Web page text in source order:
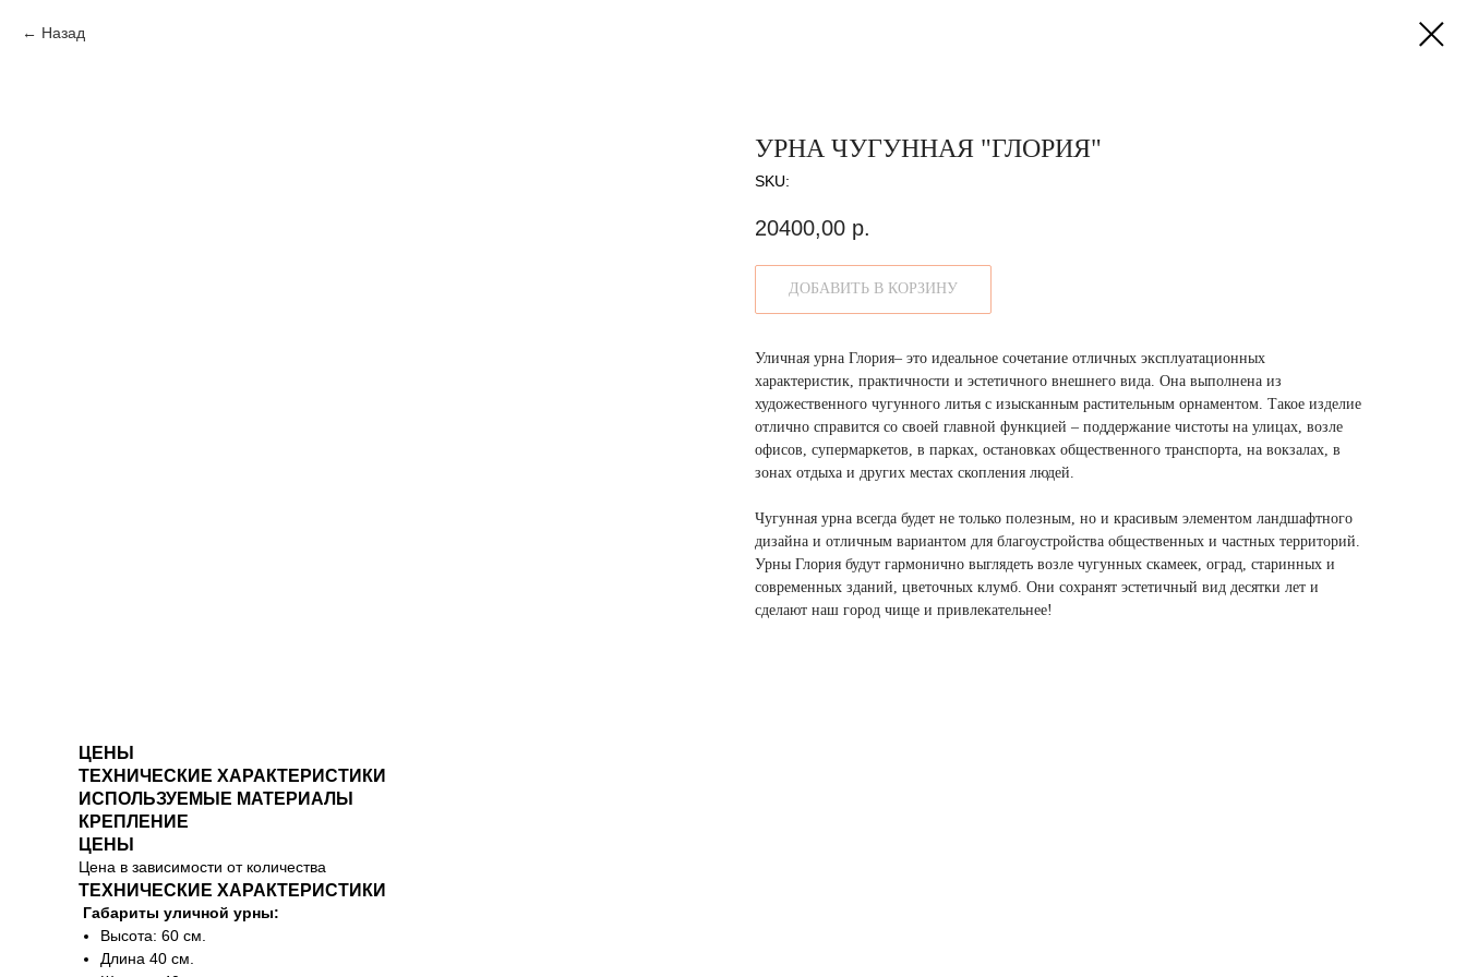
Назад
УРНА ЧУГУННАЯ "ГЛОРИЯ"
SKU:
20400,00 р.
ДОБАВИТЬ В КОРЗИНУ
Уличная урна Глория– это идеальное сочетание отличных эксплуатационных
характеристик, практичности и эстетичного внешнего вида. Она выполнена из
художественного чугунного литья с изысканным растительным орнаментом. Такое изделие
отлично справится со своей главной функцией – поддержание чистоты на улицах, возле
офисов, супермаркетов, в парках, остановках общественного транспорта, на вокзалах, в
зонах отдыха и других местах скопления людей.
Чугунная урна всегда будет не только полезным, но и красивым элементом ландшафтного
дизайна и отличным вариантом для благоустройства общественных и частных территорий.
Урны Глория будут гармонично выглядеть возле чугунных скамеек, оград, старинных и
современных зданий, цветочных клумб. Они сохранят эстетичный вид десятки лет и
сделают наш город чище и привлекательнее!
ЦЕНЫ
ТЕХНИЧЕСКИЕ ХАРАКТЕРИСТИКИ
ИСПОЛЬЗУЕМЫЕ МАТЕРИАЛЫ
КРЕПЛЕНИЕ
ЦЕНЫ
Цена в зависимости от количества
ТЕХНИЧЕСКИЕ ХАРАКТЕРИСТИКИ
Габариты уличной урны:
Высота: 60 см.
Длина 40 см.